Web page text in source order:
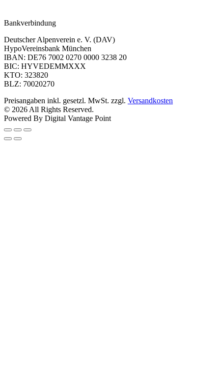
Bankverbindung
Deutscher Alpenverein e. V. (DAV)
HypoVereinsbank München
IBAN: DE76 7002 0270 0000 3238 20
BIC: HYVEDEMMXXX
KTO: 323820
BLZ: 70020270
Preisangaben inkl. gesetzl. MwSt. zzgl. Versandkosten
© 2026 All Rights Reserved.
Powered By Digital Vantage Point